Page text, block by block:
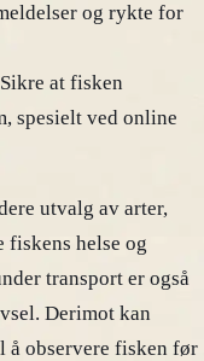
og rykte for
Sikre at fisken
spesielt ved online
utvalg av arter,
fiskens helse og
transport er også
Derimot kan
observere fisken før